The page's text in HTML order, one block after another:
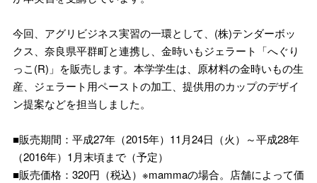
今回、アグリビジネス実習の一環として、(株)テンダーボッ
クス、奈良県平群町と連携し、金時いもジェラート「へぐり
っこ(R)」を販売します。本学学生は、原材料の金時いもの生
産、ジェラート用ペーストの加工、提供用のカップのデザイ
ン提案などを担当しました。
■販売期間：平成27年（2015年）11月24日（火）～平成28年
（2016年）1月末頃まで（予定）
■販売価格：320円（税込）※mammaの場合。店舗によって価